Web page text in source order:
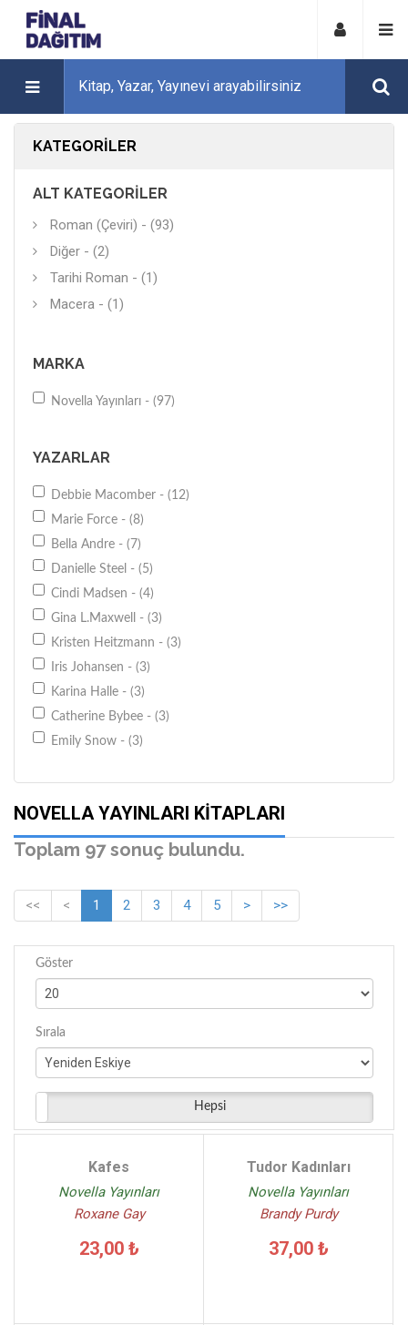
KATEGORILER
ALT KATEGORILER
Roman (Çeviri) - (93)
Diğer - (2)
Tarihi Roman - (1)
Macera - (1)
MARKA
Novella Yayınları - (97)
YAZARLAR
Debbie Macomber - (12)
Marie Force - (8)
Bella Andre - (7)
Danielle Steel - (5)
Cindi Madsen - (4)
Gina L.Maxwell - (3)
Kristen Heitzmann - (3)
Iris Johansen - (3)
Karina Halle - (3)
Catherine Bybee - (3)
Emily Snow - (3)
Jessica Clare - (2)
Jennifer E. Smith - (2)
Julianne Donaldson - (2)
Katie Ashley - (2)
Patricia Scanlan - (2)
Roxane Gay - (1)
Gina L. Maxwell - (1)
Samantha Sotto - (1)
R. S. Grey - (1)
Emiko Jean - (1)
Katy Regnery - (1)
Tom Formaro - (1)
Elyssa Friedland - (1)
NOVELLA YAYINLARI KITAPLARI
Toplam 97 sonuç bulundu.
<< < 1 2 3 4 5 > >>
Göster
Sırala
Hepsi
Kafes
Novella Yayınları
Roxane Gay
23,00 ₺
Tudor Kadınları
Novella Yayınları
Brandy Purdy
37,00 ₺